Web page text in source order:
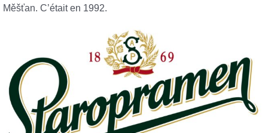
Měšťan. C’était en 1992.